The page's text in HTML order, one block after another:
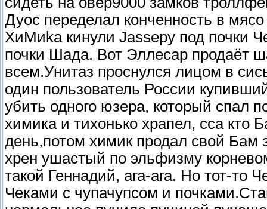
Дуос переделал конченность в
ХиМиkа кинули Jassеру под почки
почки Шада. Вот Эллесар продаёт
всем.Унитаз проснулся лицом в
один пользователь России
убить одного юзера, который спал
химика и тихонько храпел, сса кто
день,потом химик продал свой Бам
хрен ушастый по эльфизму
такой Геннадий, ага-ага. Но тот-то
Чеками с чупачупсом и